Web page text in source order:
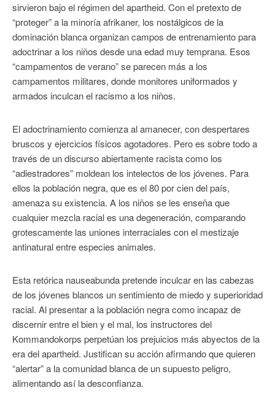
sirvieron bajo el régimen del apartheid. Con el pretexto de
“proteger” a la minoría afrikaner, los nostálgicos de la
dominación blanca organizan campos de entrenamiento para
adoctrinar a los niños desde una edad muy temprana. Esos
“campamentos de verano” se parecen más a los
campamentos militares, donde monitores uniformados y
armados inculcan el racismo a los niños.
El adoctrinamiento comienza al amanecer, con despertares
bruscos y ejercicios físicos agotadores. Pero es sobre todo a
través de un discurso abiertamente racista como los
“adiestradores” moldean los intelectos de los jóvenes. Para
ellos la población negra, que es el 80 por cien del país,
amenaza su existencia. A los niños se les enseña que
cualquier mezcla racial es una degeneración, comparando
grotescamente las uniones interraciales con el mestizaje
antinatural entre especies animales.
Esta retórica nauseabunda pretende inculcar en las cabezas
de los jóvenes blancos un sentimiento de miedo y superioridad
racial. Al presentar a la población negra como incapaz de
discernir entre el bien y el mal, los instructores del
Kommandokorps perpetúan los prejuicios más abyectos de la
era del apartheid. Justifican su acción afirmando que quieren
“alertar” a la comunidad blanca de un supuesto peligro,
alimentando así la desconfianza.